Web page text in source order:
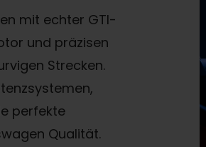
mit echter GTI-
und präzisen
Strecken.
perfekte
Qualität.